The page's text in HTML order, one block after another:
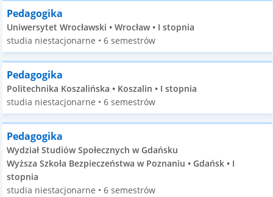
Pedagogika
Uniwersytet Wrocławski • Wrocław • I stopnia
studia niestacjonarne • 6 semestrów
Pedagogika
Politechnika Koszalińska • Koszalin • I stopnia
studia niestacjonarne • 6 semestrów
Pedagogika
Wydział Studiów Społecznych w Gdańsku
Wyższa Szkoła Bezpieczeństwa w Poznaniu • Gdańsk • I
stopnia
studia niestacjonarne • 6 semestrów